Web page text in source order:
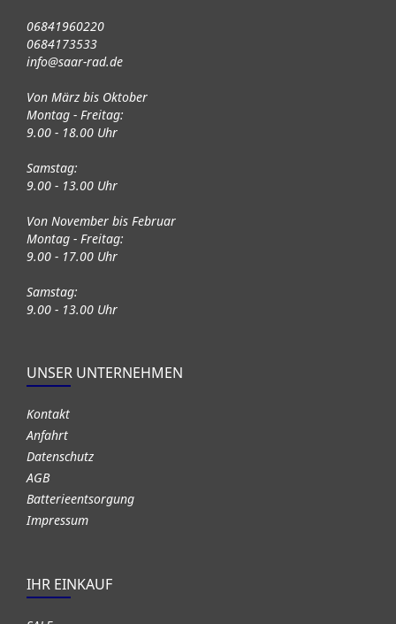
06841960220
0684173533
info@saar-rad.de
Von März bis Oktober
Montag - Freitag:
9.00 - 18.00 Uhr
Samstag:
9.00 - 13.00 Uhr
Von November bis Februar
Montag - Freitag:
9.00 - 17.00 Uhr
Samstag:
9.00 - 13.00 Uhr
UNSER UNTERNEHMEN
Kontakt
Anfahrt
Datenschutz
AGB
Batterieentsorgung
Impressum
IHR EINKAUF